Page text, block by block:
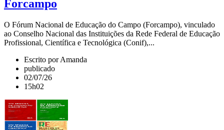
Forcampo
O Fórum Nacional de Educação do Campo (Forcampo), vinculado
ao Conselho Nacional das Instituições da Rede Federal de Educação
Profissional, Científica e Tecnológica (Conif),...
Escrito por Amanda
publicado
02/07/26
15h02